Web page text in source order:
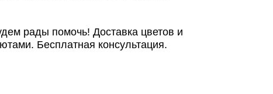
рады помочь! Доставка цветов и
Бесплатная консультация.